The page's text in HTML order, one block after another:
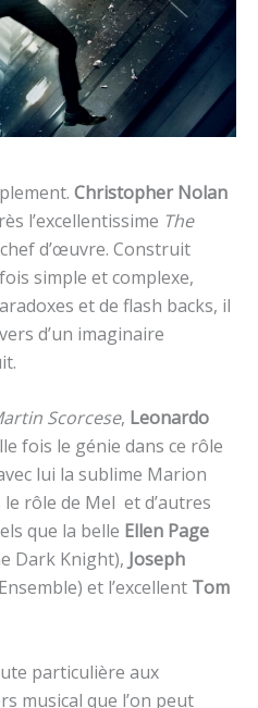
Christopher Nolan
l’excellentissime The
d’œuvre. Construit
simple et complexe,
et de flash backs, il
d’un imaginaire
Scorcese, Leonardo
fois le génie dans ce rôle
lui la sublime Marion
rôle de Mel et d’autres
que la belle Ellen Page
Dark Knight), Joseph
et l’excellent Tom
particulière aux
musical que l’on peut